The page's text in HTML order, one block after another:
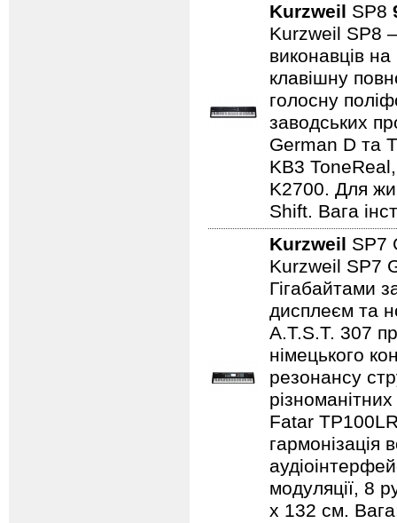
Kurzweil SP8
Kurzweil SP8
виконавців
клавішну
голосну
заводських
German D та
KB3 ToneReal,
K2700. Для
Shift. Вага
Kurzweil SP7
Kurzweil SP7
Гігабайтами
дисплеєм та
A.T.S.T. 307
німецького
резонансу
Fatar
гармонізація
модуляції, 8
х 132 см.